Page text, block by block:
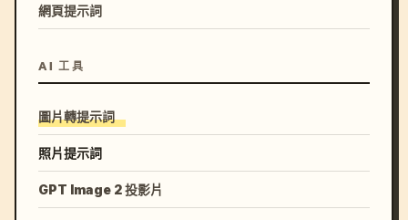
網頁提示詞
AI 工具
圖片轉提示詞
照片提示詞
GPT Image 2 投影片